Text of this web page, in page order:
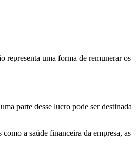
representa uma forma de remunerar os
parte desse lucro pode ser destinada
a saúde financeira da empresa, as